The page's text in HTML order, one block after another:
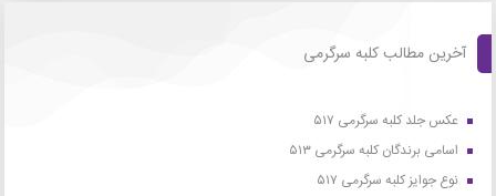
آخرین مطالب کلبه سرگرمی
عکس جلد کلبه سرگرمی ۵۱۷
اسامی برندگان کلبه سرگرمی ۵۱۳
نوع جوایز کلبه سرگرمی ۵۱۷